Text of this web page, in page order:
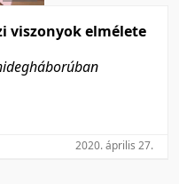
viszonyok elmélete
2020. április 27.